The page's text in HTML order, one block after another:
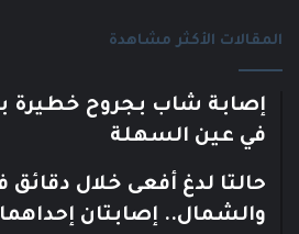
المقالات الأكثر مشاهدة
إصابة شاب بجروح خطيرة
في عين السهلة
حالتا لدغ أفعى خلال دقائق
والشمال.. إصابتان